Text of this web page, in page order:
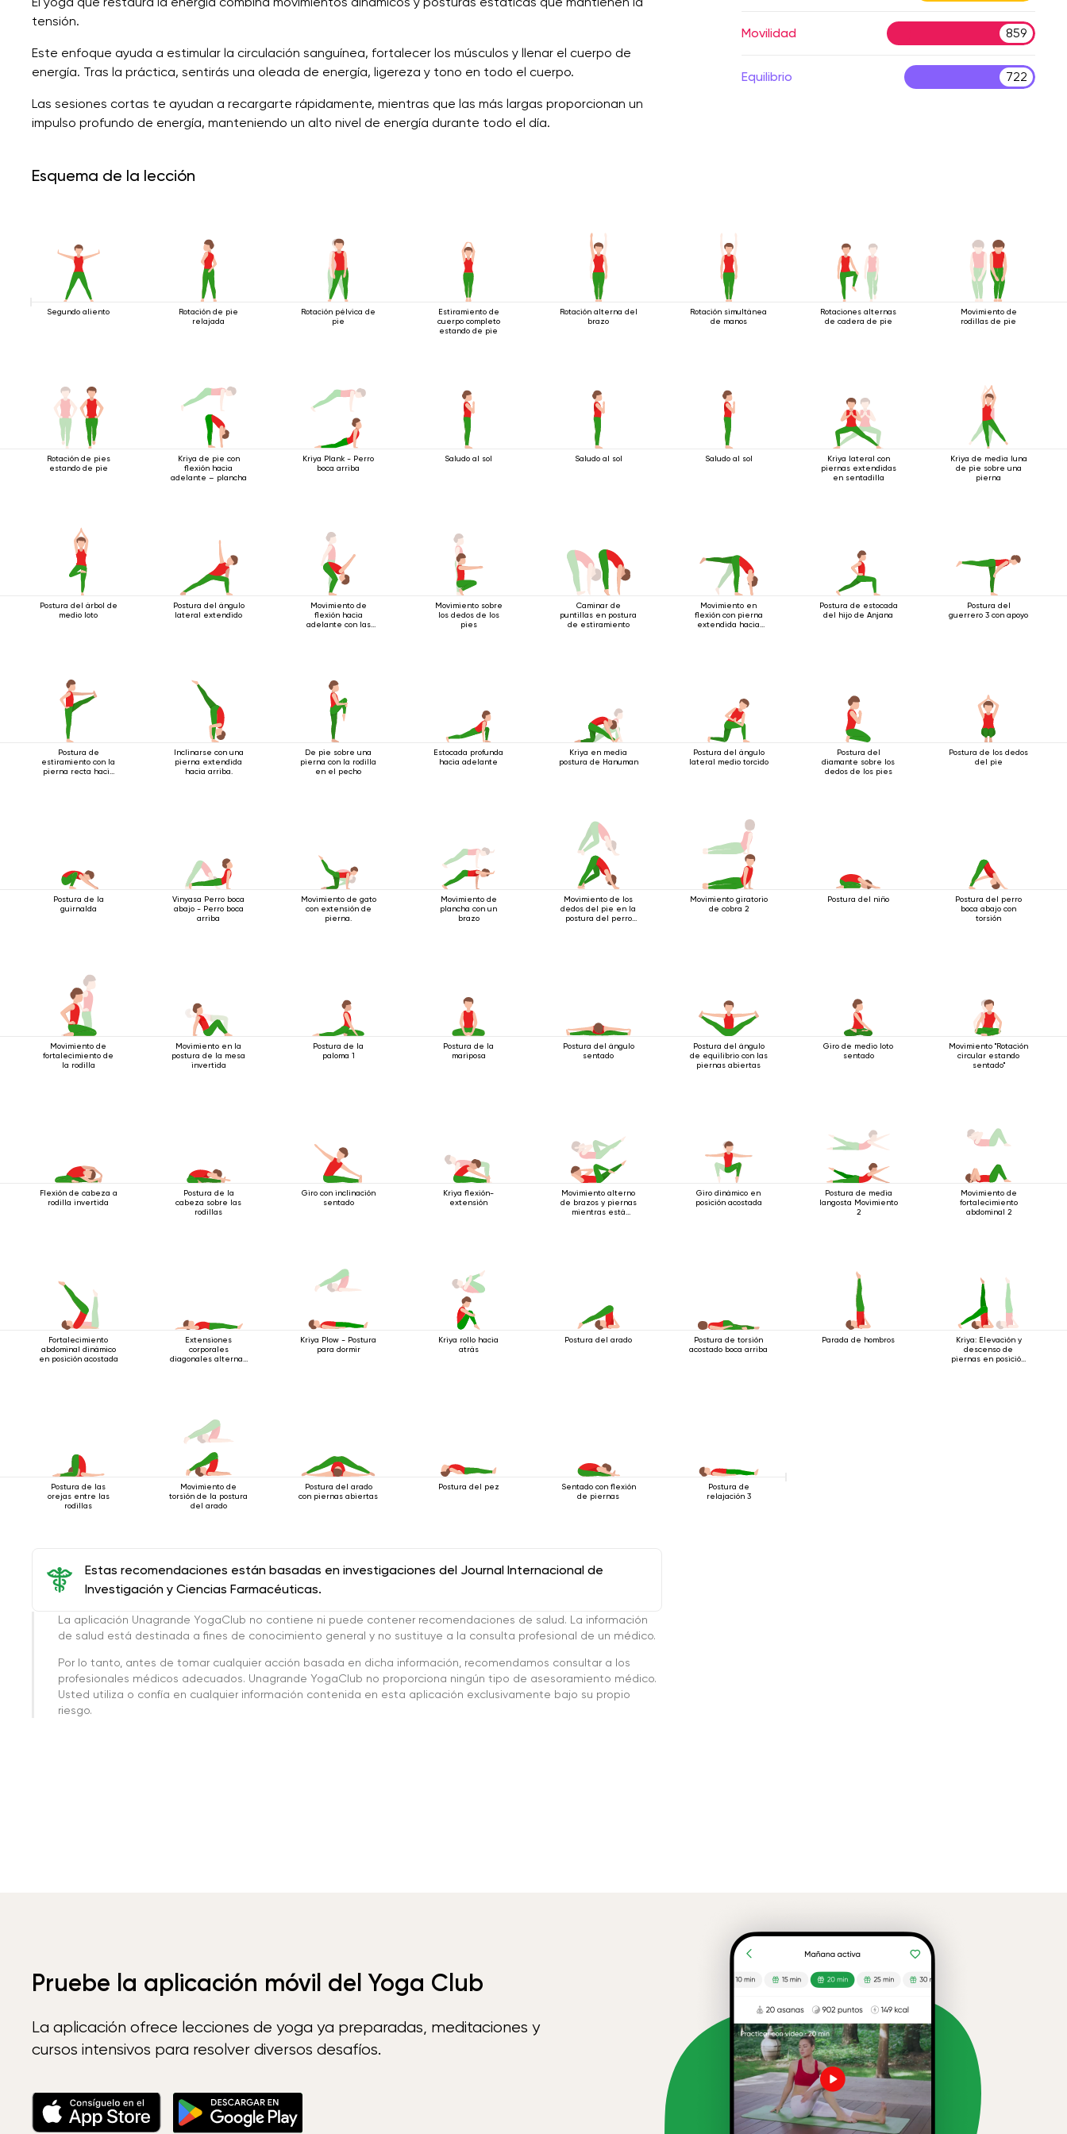
tensión.
Este enfoque ayuda a estimular la circulación sanguínea, fortalecer los músculos y llenar el cuerpo de
energía. Tras la práctica, sentirás una oleada de energía, ligereza y tono en todo el cuerpo.
Las sesiones cortas te ayudan a recargarte rápidamente, mientras que las más largas proporcionan un
impulso profundo de energía, manteniendo un alto nivel de energía durante todo el día.
Movilidad 859
Equilibrio 722
Esquema de la lección
Segundo aliento
Rotación de pie
relajada
Rotación pélvica de
pie
Estiramiento de
cuerpo completo
estando de pie
Rotación alterna del
brazo
Rotación simultánea
de manos
Rotaciones alternas
de cadera de pie
Movimiento de
rodillas de pie
Rotación de pies
estando de pie
Kriya de pie con
flexión hacia
adelante – plancha
Kriya Plank - Perro
boca arriba
Saludo al sol Saludo al sol Saludo al sol
Kriya lateral con
piernas extendidas
en sentadilla
Kriya de media luna
de pie sobre una
pierna
Postura del árbol de
medio loto
Postura del ángulo
lateral extendido
Movimiento de
flexión hacia
adelante con las
Movimiento sobre
los dedos de los
pies
Caminar de
puntillas en postura
de estiramiento
Movimiento en
flexión con pierna
extendida hacia
Postura de estocada
del hijo de Anjana
Postura del
guerrero 3 con apoyo
Postura de
estiramiento con la
pierna recta hacia
Inclinarse con una
pierna extendida
hacia arriba.
De pie sobre una
pierna con la rodilla
en el pecho
Estocada profunda
hacia adelante
Kriya en media
postura de Hanuman
Postura del ángulo
lateral medio torcido
Postura del
diamante sobre los
dedos de los pies
Postura de los dedos
del pie
Postura de la
guirnalda
Vinyasa Perro boca
abajo - Perro boca
arriba
Movimiento de gato
con extensión de
pierna.
Movimiento de
plancha con un
brazo
Movimiento de los
dedos del pie en la
postura del perro
Movimiento giratorio
de cobra 2
Postura del niño
Postura del perro
boca abajo con
torsión
Movimiento de
fortalecimiento de
la rodilla
Movimiento en la
postura de la mesa
invertida
Postura de la
paloma 1
Postura de la
mariposa
Postura del ángulo
sentado
Postura del ángulo
de equilibrio con las
piernas abiertas
Giro de medio loto
sentado
Movimiento "Rotación
circular estando
sentado"
Flexión de cabeza a
rodilla invertida
Postura de la
cabeza sobre las
rodillas
Giro con inclinación
sentado
Kriya flexión-
extensión
Movimiento alterno
de brazos y piernas
mientras está
Giro dinámico en
posición acostada
Postura de media
langosta Movimiento
2
Movimiento de
fortalecimiento
abdominal 2
Fortalecimiento
abdominal dinámico
en posición acostada
Extensiones
corporales
diagonales alternas
Kriya Plow - Postura
para dormir
Kriya rollo hacia
atrás
Postura del arado
Postura de torsión
acostado boca arriba
Parada de hombros
Kriya: Elevación y
descenso de
piernas en posición
Postura de las
orejas entre las
rodillas
Movimiento de
torsión de la postura
del arado
Postura del arado
con piernas abiertas
Postura del pez
Sentado con flexión
de piernas
Postura de
relajación 3
Estas recomendaciones están basadas en investigaciones del Journal Internacional de
Investigación y Ciencias Farmacéuticas.
La aplicación Unagrande YogaClub no contiene ni puede contener recomendaciones de salud. La información
de salud está destinada a fines de conocimiento general y no sustituye a la consulta profesional de un médico.
Por lo tanto, antes de tomar cualquier acción basada en dicha información, recomendamos consultar a los
profesionales médicos adecuados. Unagrande YogaClub no proporciona ningún tipo de asesoramiento médico.
Usted utiliza o confía en cualquier información contenida en esta aplicación exclusivamente bajo su propio
riesgo.
Pruebe la aplicación móvil del Yoga Club
La aplicación ofrece lecciones de yoga ya preparadas, meditaciones y
cursos intensivos para resolver diversos desafíos.